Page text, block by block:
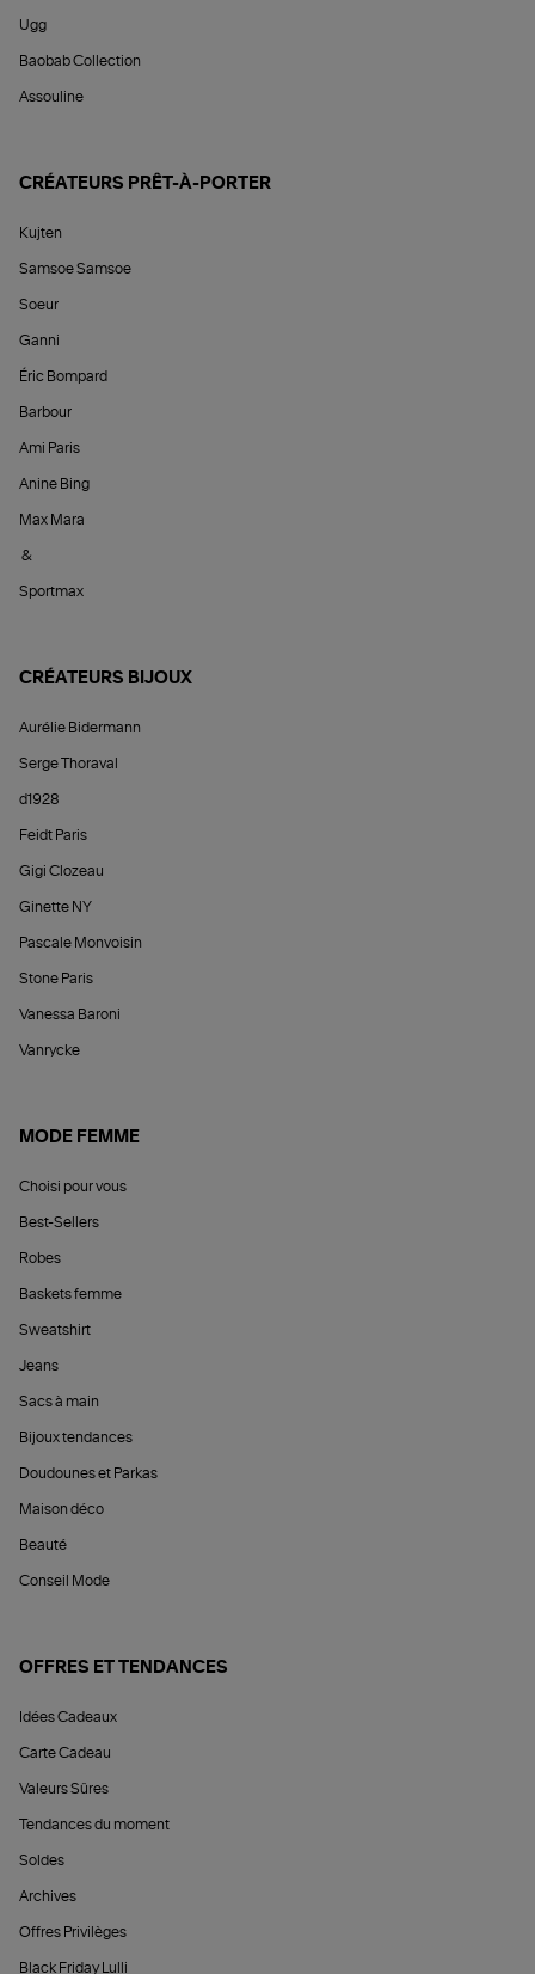
Ugg
Baobab Collection
Assouline
CRÉATEURS PRÊT-À-PORTER
Kujten
Samsoe Samsoe
Soeur
Ganni
Éric Bompard
Barbour
Ami Paris
Anine Bing
Max Mara
&
Sportmax
CRÉATEURS BIJOUX
Aurélie Bidermann
Serge Thoraval
d1928
Feidt Paris
Gigi Clozeau
Ginette NY
Pascale Monvoisin
Stone Paris
Vanessa Baroni
Vanrycke
MODE FEMME
Choisi pour vous
Best-Sellers
Robes
Baskets femme
Sweatshirt
Jeans
Sacs à main
Bijoux tendances
Doudounes et Parkas
Maison déco
Beauté
Conseil Mode
OFFRES ET TENDANCES
Idées Cadeaux
Carte Cadeau
Valeurs Sûres
Tendances du moment
Soldes
Archives
Offres Privilèges
Black Friday Lulli